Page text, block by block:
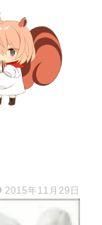
2015年11月29日